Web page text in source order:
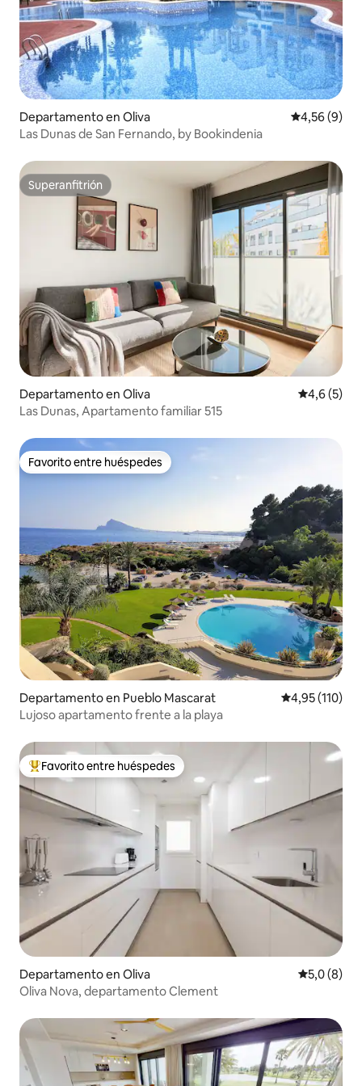
Departamento en Oliva Calificación
4,56 (9)
Las Dunas de San Fernando, by Bookindenia
Superanfitrión
Superanfitrión
Departamento en Oliva
4,6 (5)
Las Dunas, Apartamento familiar 515
Favorito entre huéspedes
Favorito entre huéspedes
Departamento en Pueblo Mascarat Calificación
4,95 (110)
Lujoso apartamento frente a la playa
Favorito entre los huéspedes más destacados
Favorito entre huéspedes
Departamento en Oliva
5,0 (8)
Oliva Nova, departamento Clement